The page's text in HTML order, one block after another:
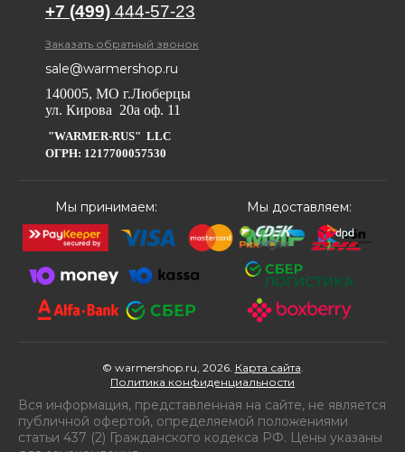
+7 (499) 444-57-23
Заказать обратный звонок
sale@warmershop.ru
140005, МО г.Люберцы
ул. Кирова 20а оф. 11
"WARMER-RUS" LLC
ОГРН: 1217700057530
Мы принимаем: Мы доставляем:
© warmershop.ru, 2026. Карта сайта
Политика конфиденциальности
Вся информация, представленная на сайте, не является
публичной офертой, определяемой положениями
статьи 437 (2) Гражданского кодекса РФ. Цены указаны